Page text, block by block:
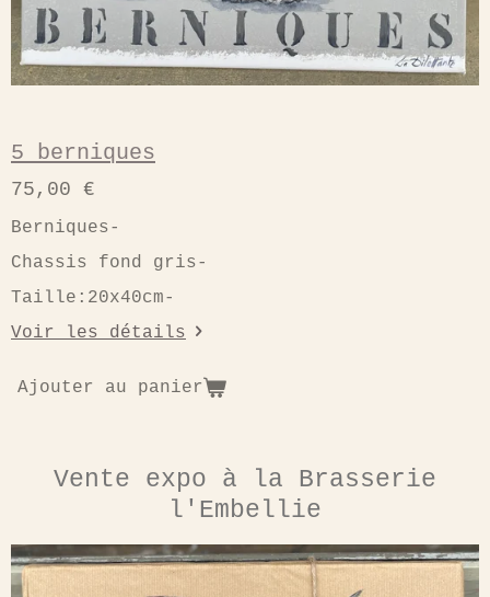
5 berniques
75,00 €
Berniques-
Chassis fond gris-
Taille:20x40cm-
Voir les détails
Ajouter au panier
Vente expo à la Brasserie
l'Embellie